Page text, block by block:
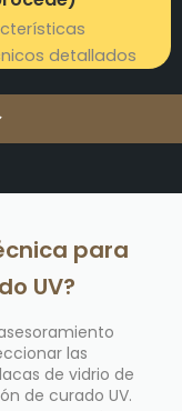
detallados
para
UV?
las
de vidrio de
de curado UV.